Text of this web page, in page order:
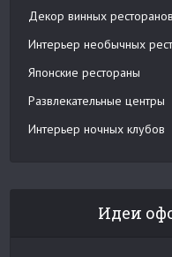
Декор винных ресторанов
Интерьер необычных
Японские рестораны
Развлекательные центры
Интерьер ночных клубов
Идеи